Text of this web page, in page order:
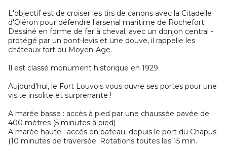
L'objectif est de croiser les tirs de canons avec la Citadelle
d'Oléron pour défendre l'arsenal maritime de Rochefort.
Dessiné en forme de fer à cheval, avec un donjon central -
protégé par un pont-levis et une douve, il rappelle les
châteaux fort du Moyen-Age.
Il est classé monument historique en 1929.
Aujourd'hui, le Fort Louvois vous ouvre ses portes pour une
visite insolite et surprenante !
A marée basse : accès à pied par une chaussée pavée de
400 mètres (5 minutes à pied)
A marée haute : accès en bateau, depuis le port du Chapus
(10 minutes de traversée. Rotations toutes les 15 min.